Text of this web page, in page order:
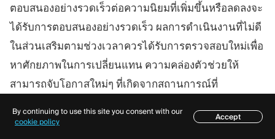
ตอบสนองอย่างรวดเร็วต่อความนิยมที่เพิ่มขึ้นหรือลดลงจะ
ได้รับการตอบสนองอย่างรวดเร็ว ผลการดำเนินงานที่ไม่ดี
ในส่วนเสริมตามช่วงเวลาควรได้รับการตรวจสอบใหม่เพื่อ
หาศักยภาพในการเปลี่ยนแทน ความคล่องตัวช่วยให้
สามารถจับโอกาสใหม่ๆ ที่เกิดจากสถานการณ์ที่
สารบัญ
By continuing to use this site you consent with our
cookie policy
Accept